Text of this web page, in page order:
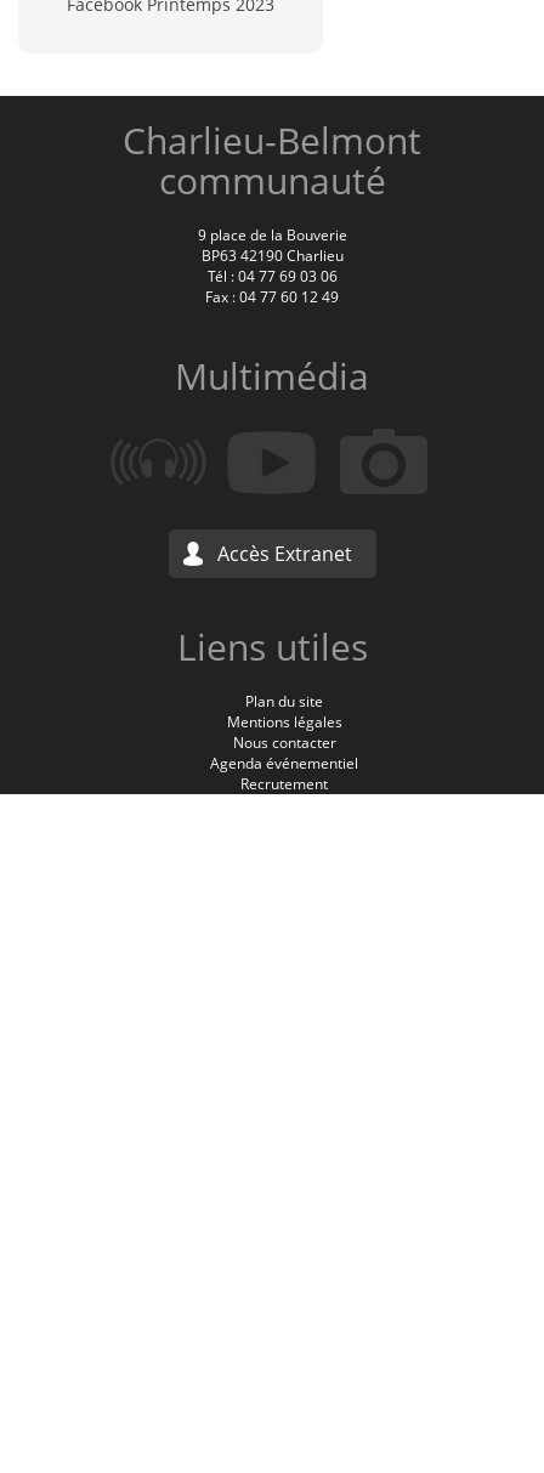
Charlieu-Belmont
communauté
9 place de la Bouverie
BP63 42190 Charlieu
Tél : 04 77 69 03 06
Fax : 04 77 60 12 49
Multimédia
Accès Extranet
Liens utiles
Plan du site
Mentions légales
Nous contacter
Agenda événementiel
Recrutement